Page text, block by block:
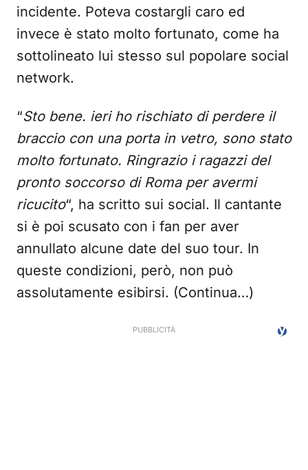
incidente. Poteva costargli caro ed
invece è stato molto fortunato, come ha
sottolineato lui stesso sul popolare social
network.
“Sto bene. ieri ho rischiato di perdere il
braccio con una porta in vetro, sono stato
molto fortunato. Ringrazio i ragazzi del
pronto soccorso di Roma per avermi
ricucito“, ha scritto sui social. Il cantante
si è poi scusato con i fan per aver
annullato alcune date del suo tour. In
queste condizioni, però, non può
assolutamente esibirsi. (Continua…)